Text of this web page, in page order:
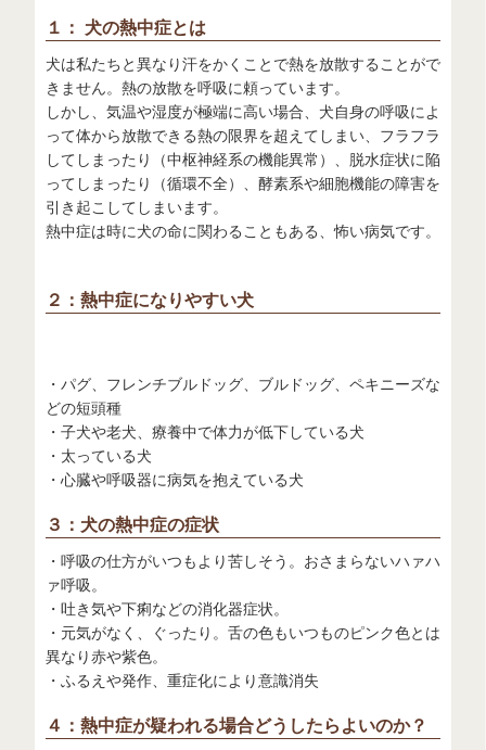
１： 犬の熱中症とは
犬は私たちと異なり汗をかくことで熱を放散することがで
きません。熱の放散を呼吸に頼っています。
しかし、気温や湿度が極端に高い場合、犬自身の呼吸によ
って体から放散できる熱の限界を超えてしまい、フラフラ
してしまったり（中枢神経系の機能異常）、脱水症状に陥
ってしまったり（循環不全）、酵素系や細胞機能の障害を
引き起こしてしまいます。
熱中症は時に犬の命に関わることもある、怖い病気です。
２：熱中症になりやすい犬
・パグ、フレンチブルドッグ、ブルドッグ、ペキニーズな
どの短頭種
・子犬や老犬、療養中で体力が低下している犬
・太っている犬
・心臓や呼吸器に病気を抱えている犬
３：犬の熱中症の症状
・呼吸の仕方がいつもより苦しそう。おさまらないハァハ
ァ呼吸。
・吐き気や下痢などの消化器症状。
・元気がなく、ぐったり。舌の色もいつものピンク色とは
異なり赤や紫色。
・ふるえや発作、重症化により意識消失
４：熱中症が疑われる場合どうしたらよいのか？